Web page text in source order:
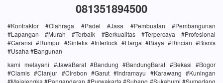
081351894500
#Kontraktor #Olahraga #Padel #Jasa #Pembuatan #Pembangunan
#Lapangan #Murah #Terbaik #Berkualitas #Terpercaya #Profesional
#Garansi #Rumput #Sintetis #Interlock #Harga #Biaya #Rincian #Bisnis
#Usaha #Bangunan
kami melayani #JawaBarat #Bandung #BandungBarat #Bekasi #Bogor
#Ciamis #Cianjur #Cirebon #Garut #Indramayu #Karawang #Kuningan
#Majalengka #Pangandaran #Purwakarta #Subang #Sukabumi #Sumedang